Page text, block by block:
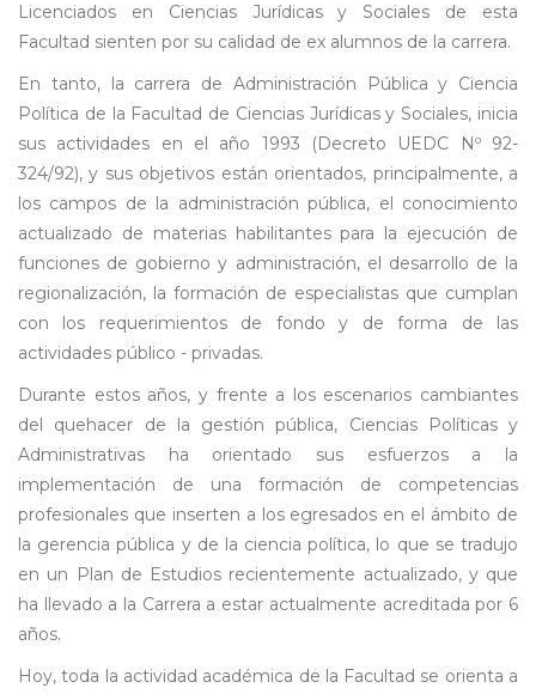
Licenciados en Ciencias Jurídicas y Sociales de esta
Facultad sienten por su calidad de ex alumnos de la carrera.
En tanto, la carrera de Administración Pública y Ciencia
Política de la Facultad de Ciencias Jurídicas y Sociales, inicia
sus actividades en el año 1993 (Decreto UEDC Nº 92-
324/92), y sus objetivos están orientados, principalmente, a
los campos de la administración pública, el conocimiento
actualizado de materias habilitantes para la ejecución de
funciones de gobierno y administración, el desarrollo de la
regionalización, la formación de especialistas que cumplan
con los requerimientos de fondo y de forma de las
actividades público - privadas.
Durante estos años, y frente a los escenarios cambiantes
del quehacer de la gestión pública, Ciencias Políticas y
Administrativas ha orientado sus esfuerzos a la
implementación de una formación de competencias
profesionales que inserten a los egresados en el ámbito de
la gerencia pública y de la ciencia política, lo que se tradujo
en un Plan de Estudios recientemente actualizado, y que
ha llevado a la Carrera a estar actualmente acreditada por 6
años.
Hoy, toda la actividad académica de la Facultad se orienta a